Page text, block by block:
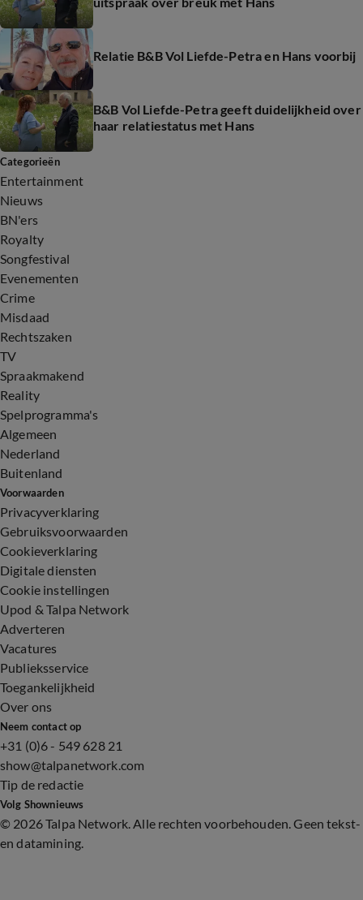
Relatie B&B Vol Liefde-Petra en Hans voorbij
B&B Vol Liefde-Petra geeft duidelijkheid over
haar relatiestatus met Hans
Categorieën
Entertainment
Nieuws
BN'ers
Royalty
Songfestival
Evenementen
Crime
Misdaad
Rechtszaken
TV
Spraakmakend
Reality
Spelprogramma's
Algemeen
Nederland
Buitenland
Voorwaarden
Privacyverklaring
Gebruiksvoorwaarden
Cookieverklaring
Digitale diensten
Cookie instellingen
Upod & Talpa Network
Adverteren
Vacatures
Publieksservice
Toegankelijkheid
Over ons
Neem contact op
+31 (0)6 - 549 628 21
show@talpanetwork.com
Tip de redactie
Volg Shownieuws
© 2026 Talpa Network. Alle rechten voorbehouden. Geen tekst-
en datamining.